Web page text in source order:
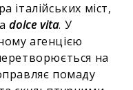
італійських міст,
dolce vita. У
агенцією
на
помаду